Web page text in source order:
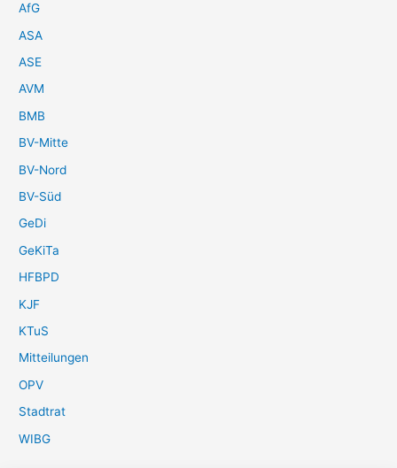
AfG
ASA
ASE
AVM
BMB
BV-Mitte
BV-Nord
BV-Süd
GeDi
GeKiTa
HFBPD
KJF
KTuS
Mitteilungen
OPV
Stadtrat
WIBG